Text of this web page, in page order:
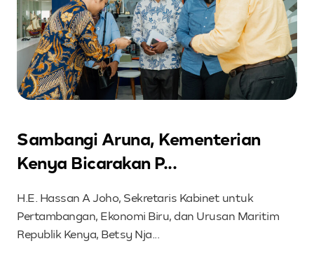
Sambangi Aruna, Kementerian
Kenya Bicarakan P...
H.E. Hassan A Joho, Sekretaris Kabinet untuk
Pertambangan, Ekonomi Biru, dan Urusan Maritim
Republik Kenya, Betsy Nja...